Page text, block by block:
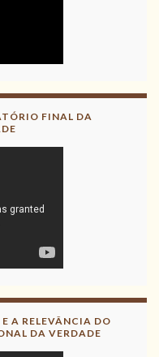
FINAL DA
A RELEVÂNCIA DO
DA VERDADE